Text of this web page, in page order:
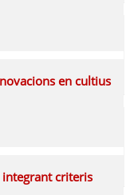
en cultius
criteris